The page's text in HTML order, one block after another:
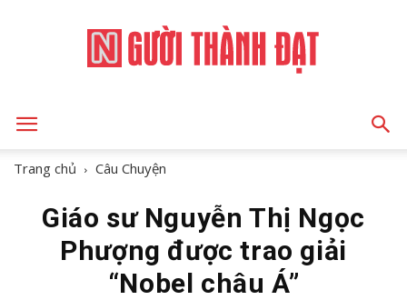
THÀNH
Trang chủ Câu Chuyện
Giáo sư Nguyễn Thị Ngọc
Phượng được trao giải
“Nobel châu Á”